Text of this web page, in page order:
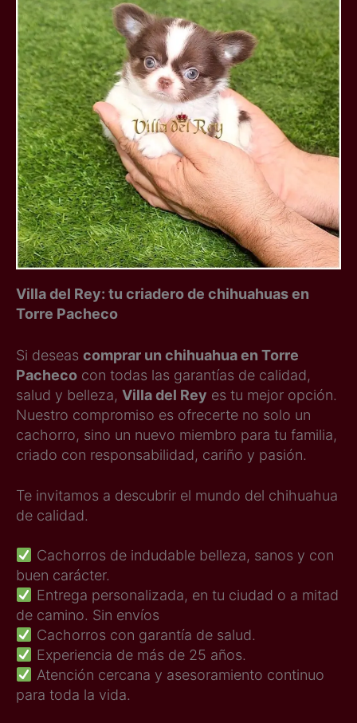
Villa del Rey: tu criadero de chihuahuas en
Torre Pacheco
Si deseas comprar un chihuahua en Torre
Pacheco con todas las garantías de calidad,
salud y belleza, Villa del Rey es tu mejor opción.
Nuestro compromiso es ofrecerte no solo un
cachorro, sino un nuevo miembro para tu familia,
criado con responsabilidad, cariño y pasión.
Te invitamos a descubrir el mundo del chihuahua
de calidad.
Cachorros de indudable belleza, sanos y con
buen carácter.
Entrega personalizada, en tu ciudad o a mitad
de camino. Sin envíos
Cachorros con garantía de salud.
Experiencia de más de 25 años.
Atención cercana y asesoramiento continuo
para toda la vida.